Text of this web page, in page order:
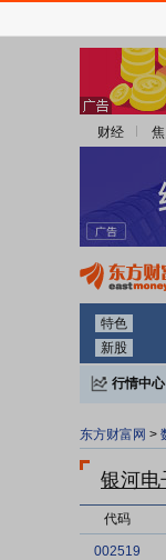
财经
特色
新股
行情中心
东方财富网 >
银河电
代码
002519